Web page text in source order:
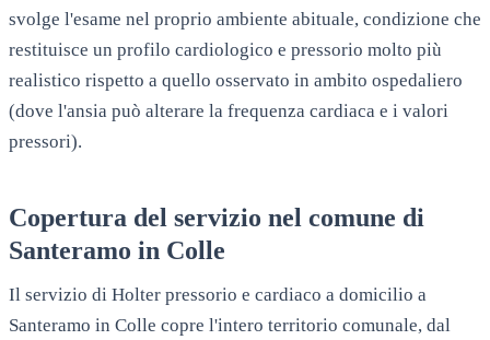
svolge l'esame nel proprio ambiente abituale, condizione che
restituisce un profilo cardiologico e pressorio molto più
realistico rispetto a quello osservato in ambito ospedaliero
(dove l'ansia può alterare la frequenza cardiaca e i valori
pressori).
Copertura del servizio nel comune di
Santeramo in Colle
Il servizio di Holter pressorio e cardiaco a domicilio a
Santeramo in Colle copre l'intero territorio comunale, dal